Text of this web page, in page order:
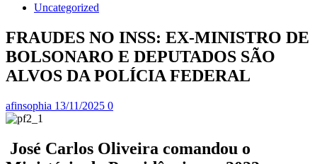
Uncategorized
FRAUDES NO INSS: EX-MINISTRO DE
BOLSONARO E DEPUTADOS SÃO
ALVOS DA POLÍCIA FEDERAL
afinsophia 13/11/2025 0
José Carlos Oliveira comandou o